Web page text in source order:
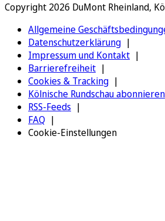
Copyright 2026 DuMont Rheinland,
Allgemeine
Datenschutzerklärung
Impressum und Kontakt
Barrierefreiheit
Cookies & Tracking
Kölnische Rundschau abonnieren
RSS-Feeds
FAQ
Cookie-Einstellungen